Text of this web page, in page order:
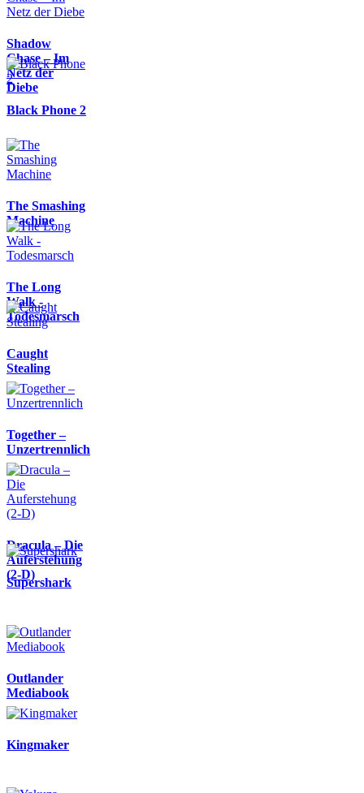
Shadow
Chase – Im
Netz der
Diebe
Black Phone 2
The Smashing
Machine
The Long
Walk -
Todesmarsch
Caught
Stealing
Together –
Unzertrennlich
Dracula – Die
Auferstehung
(2-D)
Supershark
Outlander
Mediabook
Kingmaker